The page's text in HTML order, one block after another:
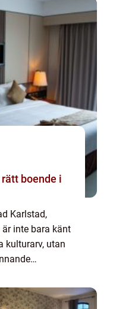
Karlstad,
inte bara känt
kulturarv, utan
har et...